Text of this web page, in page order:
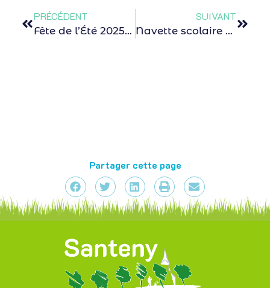
PRÉCÉDENT
Fête de l’Été 2025 : une soirée festive au cœur des 4 Saules !
SUIVANT
Navette scolaire 2025-2026 : inscrivez vos enfants dès maintenant !
Partager cette page